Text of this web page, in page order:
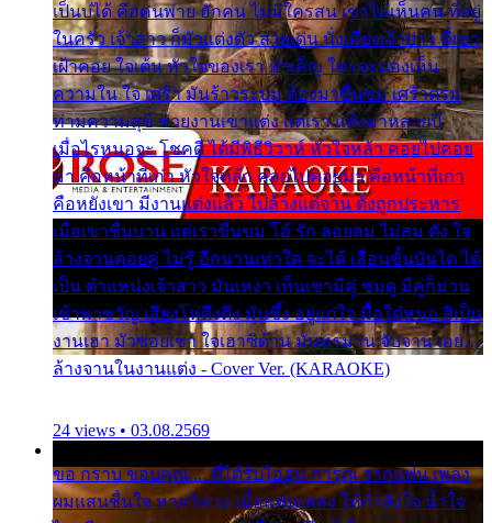
เป็นบ่ได้ คือคนพ่าย ฮักคน ไม่มีใครสน เขาไม่เห็นคน ที่อยู่
ในครัว เจ้าสาว ก็มัวแต่งตัว สวยเด่น นั่งเคียงเจ้าบ่าว ที่เขา
เฝ้าคอย ใจเต้น หัวใจของเรา ลำเค็ญ ใครจะมองเห็น
ความใน ใจ เศร้า มันร้าวระบม ต้องมาขื่นขม เศร้าตรม
ท่ามความสุขี ช่วยงานเขาแต่ง แต่เรา แล้งมาหลายปี
เมื่อไรหนอจะ โชคดี ได้มีพิธีวิวาห์ หัวใจหล้า คอยไปคอย
มา คือหน้าที่เก่า หัวใจหล้า คอยไปคอยมา คือหน้าที่เก่า
คือหยังเขา มีงานแต่งแล้ว ไปล้างแต่จาน ดั่งถูกประหาร
เมื่อเขาชื่นบาน แต่เราขื่นขม โอ้ รัก ลอยลม ไม่สม ดัง ใจ
ล้างจานคอยคู่ ไม่รู้ อีกนานเท่าใด จะได้ เลื่อนขั้นบันได ได้
เป็น ตำแหน่งเจ้าสาว มันเหงา เห็นเขามีคู่ ซมดู มีคู่ก็ม่วน
เข้าพาขวัญ เสียงโห่ตึงตึง มันซึ้ง อยู่แก่ใจ มื้อใด๋หนอ สิเป็น
งานเฮา มัวซอยเขา ใจเฮาซิด้าน มันทรมาน จับจาน เอย…
ล้างจานในงานแต่ง - Cover Ver. (KARAOKE)
24 views • 03.08.2569
ขอ กราบ ขอบคุณ.... ที่ได้รับไออุ่น การุณ จากแฟน เพลง
ผมแสนชื่นใจ หายวังเวง เมื่อแฟนเพลง ให้กำลังใจ น้ำใจ